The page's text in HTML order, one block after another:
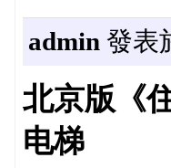
admin 發表
北京版《
电梯